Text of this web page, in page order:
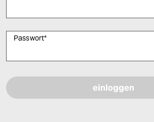
Passwort*